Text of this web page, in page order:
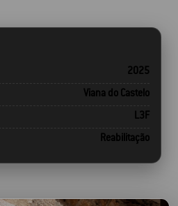
2025
Viana do Castelo
L3F
Reabilitação